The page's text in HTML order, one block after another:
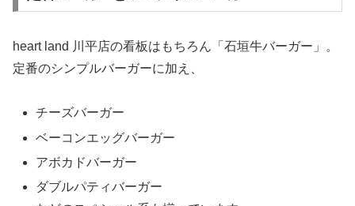
heart land 川平店の看板はもちろん「石垣牛バーガー」。
定番のシンプルバーガーに加え、
チーズバーガー
ベーコンエッグバーガー
アボカドバーガー
ダブルパティバーガー